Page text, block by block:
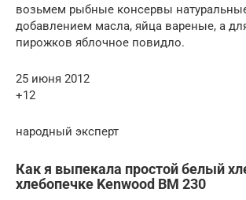
возьмем рыбные консервы
добавлением масла, яйца вареные, а
пирожков яблочное повидло.
25 июня 2012
+12
народный эксперт
Как я выпекала простой белый
хлебопечке Kenwood BM 230